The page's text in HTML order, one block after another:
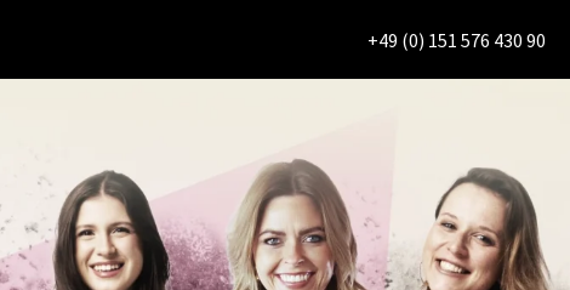
+49 (0) 151 576 430 90